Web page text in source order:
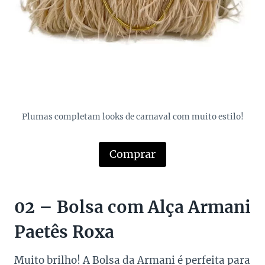
Plumas completam looks de carnaval com muito estilo!
Comprar
02 – Bolsa com Alça Armani
Paetês Roxa
Muito brilho! A Bolsa da Armani é perfeita para